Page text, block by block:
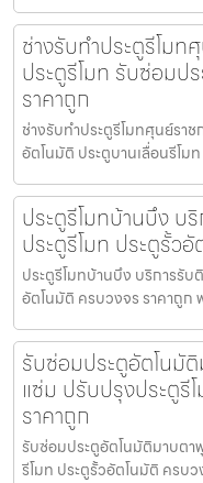
ช่างรับทำประตูรีโมท
ประตูรีโมท รับซ่อมป
ราคาถูก
ช่างรับทำประตูรีโมทศุนย์ราช
อัตโนมัติ ประตูบานเลื่อนรีโม
ประตูรีโมทบ้านบึง บ
ประตูรีโมท ประตูรั้ว
ประตูรีโมทบ้านบึง บริการรั
อัตโนมัติ ครบวงจร ราคาถูก
รับซ่อมประตูอัตโนมั
แซ่ม ปรับปรุงประตูรี
ราคาถูก
รับซ่อมประตูอัตโนมัติมาบต
รีโมท ประตูรั้วอัตโนมัติ ครบ